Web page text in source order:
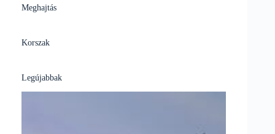
Meghajtás
Korszak
Legújabbak